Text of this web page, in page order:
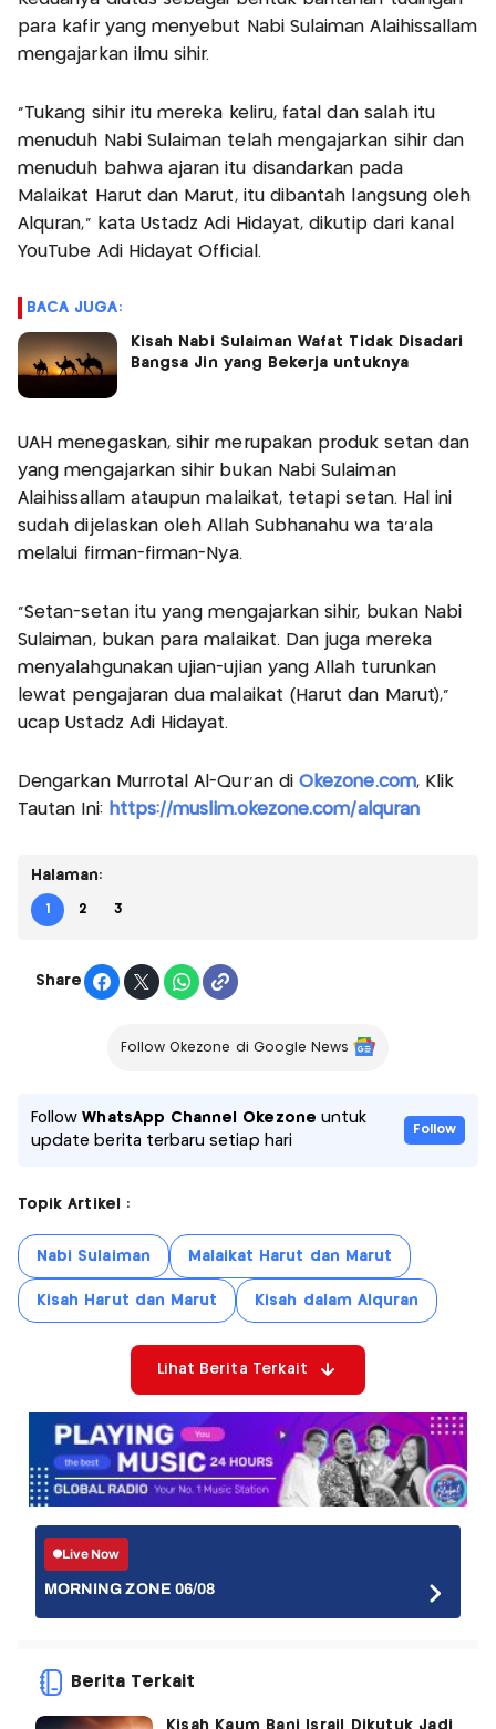
para kafir yang menyebut Nabi Sulaiman Alaihissallam
mengajarkan ilmu sihir.
"Tukang sihir itu mereka keliru, fatal dan salah itu
menuduh Nabi Sulaiman telah mengajarkan sihir dan
menuduh bahwa ajaran itu disandarkan pada
Malaikat Harut dan Marut, itu dibantah langsung oleh
Alquran," kata Ustadz Adi Hidayat, dikutip dari kanal
YouTube Adi Hidayat Official.
BACA JUGA:
Kisah Nabi Sulaiman Wafat Tidak Disadari
Bangsa Jin yang Bekerja untuknya
UAH menegaskan, sihir merupakan produk setan dan
yang mengajarkan sihir bukan Nabi Sulaiman
Alaihissallam ataupun malaikat, tetapi setan. Hal ini
sudah dijelaskan oleh Allah Subhanahu wa ta'ala
melalui firman-firman-Nya.
"Setan-setan itu yang mengajarkan sihir, bukan Nabi
Sulaiman, bukan para malaikat. Dan juga mereka
menyalahgunakan ujian-ujian yang Allah turunkan
lewat pengajaran dua malaikat (Harut dan Marut),"
ucap Ustadz Adi Hidayat.
Dengarkan Murrotal Al-Qur'an diOkezone.com, Klik
Tautan Ini: https://muslim.okezone.com/alquran
Halaman:
1 2 3
Share
Follow Okezone di Google News
FollowWhatsApp Channel Okezone untuk
update berita terbaru setiap hari
Follow
Topik Artikel :
Nabi Sulaiman Malaikat Harut dan Marut
Kisah Harut dan Marut Kisah dalam Alquran
Lihat Berita Terkait
Live Now
MORNING ZONE 06/08
Berita Terkait